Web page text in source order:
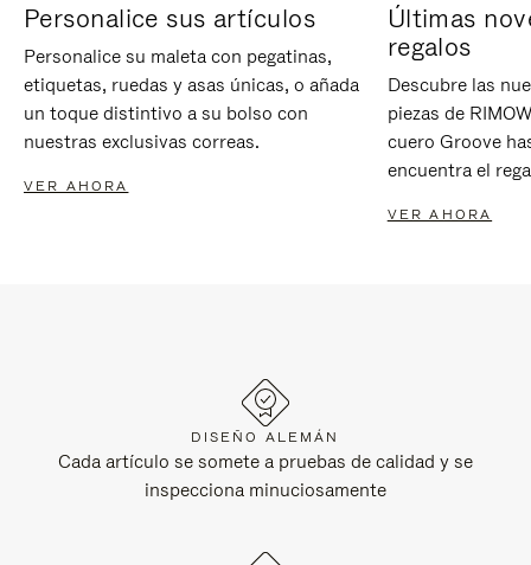
Personalice sus artículos
Personalice su maleta con pegatinas,
etiquetas, ruedas y asas únicas, o añada
un toque distintivo a su bolso con
nuestras exclusivas correas.
VER AHORA
Últimas
regalos
Descubre las
piezas de
cuero Groove
encuentra el
VER AHORA
DISEÑO ALEMÁN
Cada artículo se somete a pruebas de calidad y se
inspecciona minuciosamente